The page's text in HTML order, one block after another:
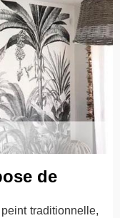
de
traditionnelle,